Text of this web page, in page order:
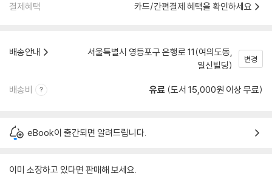
결제혜택 카드/간편결제 혜택을 확인하세요
배송안내
서울특별시 영등포구 은행로 11(여의도동,
일신빌딩)
변경
배송비 유료 (도서 15,000원 이상 무료)
eBook이 출간되면 알려드립니다.
이미 소장하고 있다면 판매해 보세요.